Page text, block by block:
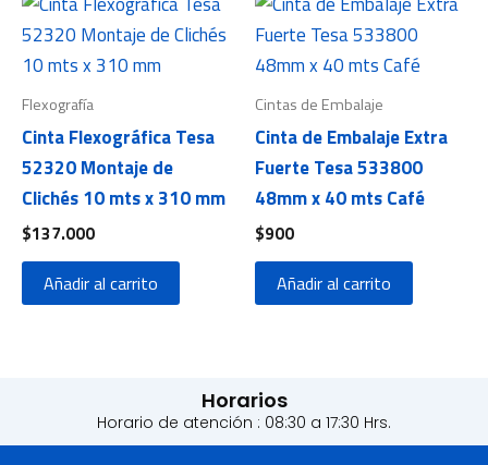
Flexografía
Cinta Flexográfica Tesa
52320 Montaje de
Clichés 10 mts x 310 mm
$137.000
Añadir al carrito
Cintas de Embalaje
Cinta de Embalaje Extra
Fuerte Tesa 533800
48mm x 40 mts Café
$900
Añadir al carrito
Horarios
Horario de atención : 08:30 a 17:30 Hrs.